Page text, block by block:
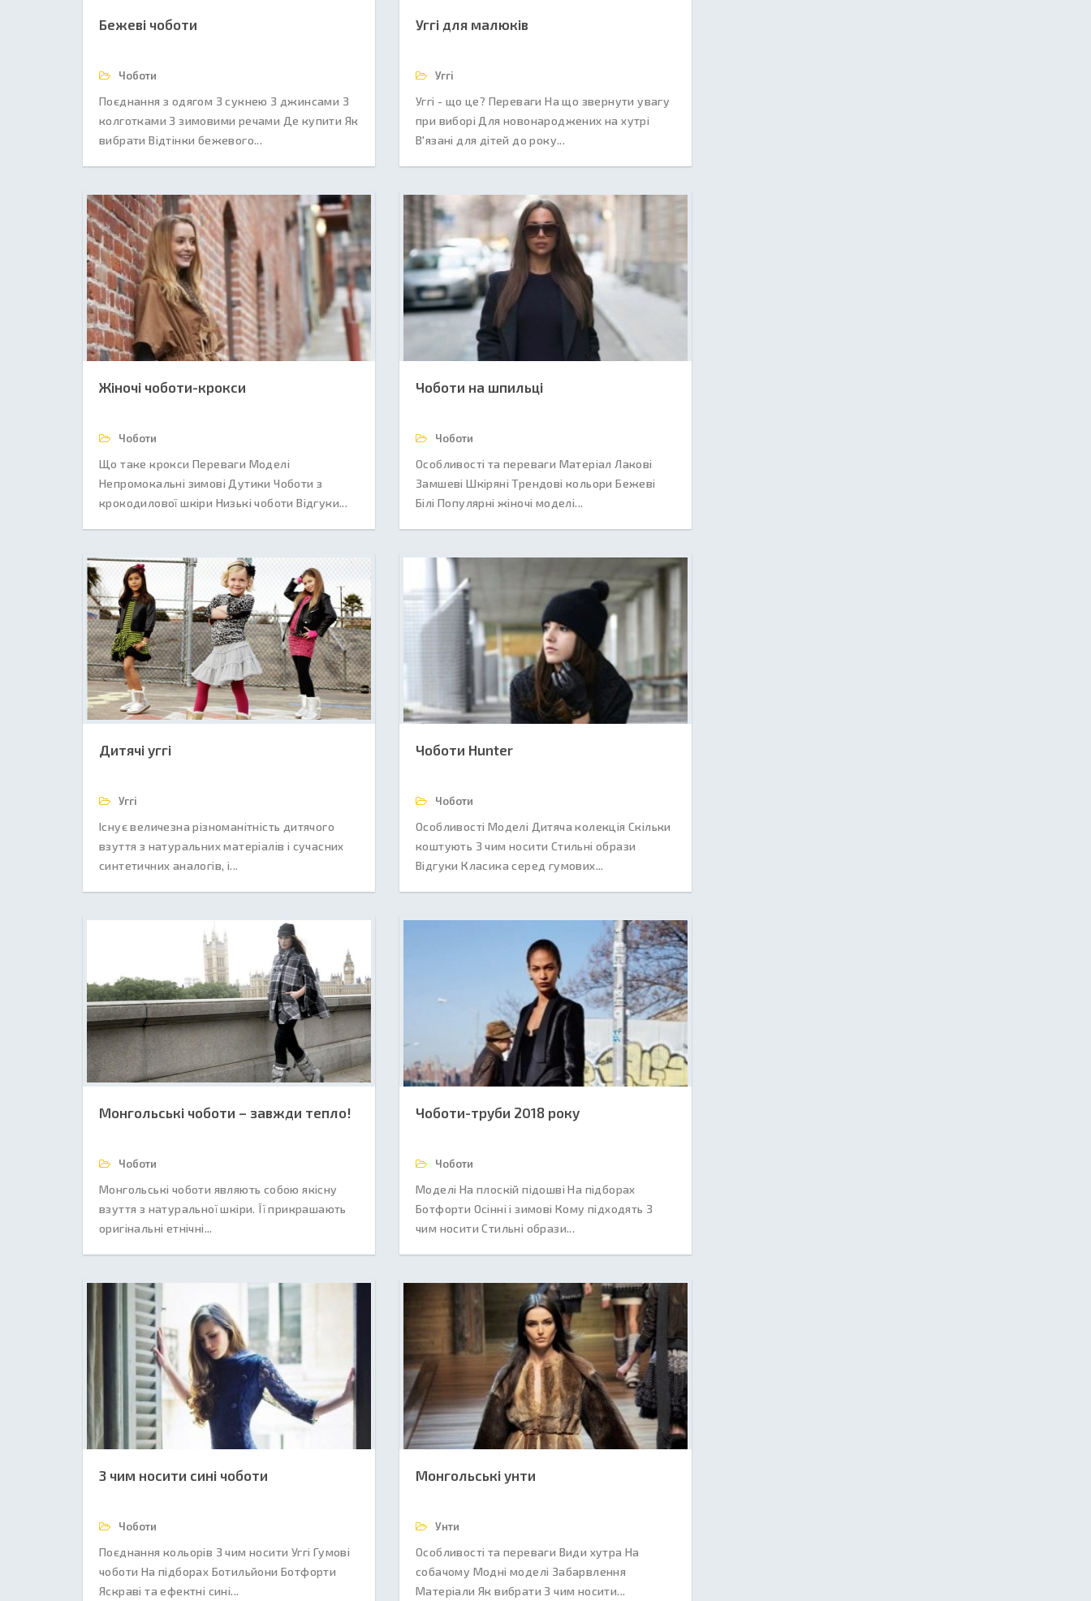
Бежеві чоботи
Чоботи
Поєднання з одягом З сукнею З джинсами З
колготками З зимовими речами Де купити Як
вибрати Відтінки бежевого...
Уггі для малюків
Уггі
Уггі - що це? Переваги На що звернути увагу
при виборі Для новонароджених на хутрі
В'язані для дітей до року...
Жіночі чоботи-крокси
Чоботи
Що таке крокси Переваги Моделі
Непромокальні зимові Дутики Чоботи з
крокодилової шкіри Низькі чоботи Відгуки...
Чоботи на шпильці
Чоботи
Особливості та переваги Матеріал Лакові
Замшеві Шкіряні Трендові кольори Бежеві
Білі Популярні жіночі моделі...
Дитячі уггі
Уггі
Існує величезна різноманітність дитячого
взуття з натуральних матеріалів і сучасних
синтетичних аналогів, і...
Чоботи Hunter
Чоботи
Особливості Моделі Дитяча колекція Скільки
коштують З чим носити Стильні образи
Відгуки Класика серед гумових...
Монгольські чоботи – завжди тепло!
Чоботи
Монгольські чоботи являють собою якісну
взуття з натуральної шкіри. Її прикрашають
оригінальні етнічні...
Чоботи-труби 2018 року
Чоботи
Моделі На плоскій підошві На підборах
Ботфорти Осінні і зимові Кому підходять З
чим носити Стильні образи...
З чим носити сині чоботи
Чоботи
Поєднання кольорів З чим носити Уггі Гумові
чоботи На підборах Ботильйони Ботфорти
Яскраві та ефектні сині...
Монгольські унти
Унти
Особливості та переваги Види хутра На
собачому Модні моделі Забарвлення
Матеріали Як вибрати З чим носити...